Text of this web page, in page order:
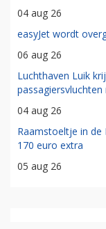
04 aug 26
easyJet wordt
06 aug 26
Luchthaven Luik
04 aug 26
Raamstoeltje in de
170 euro extra
05 aug 26